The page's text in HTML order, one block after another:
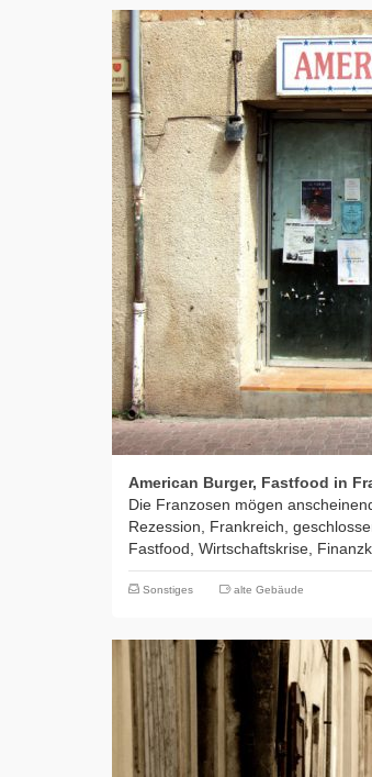
American Burger, Fastfood in
Die Franzosen mögen
Rezession, Frankreich,
Fastfood, Wirtschaftskrise,
Sonstiges alte Gebäude